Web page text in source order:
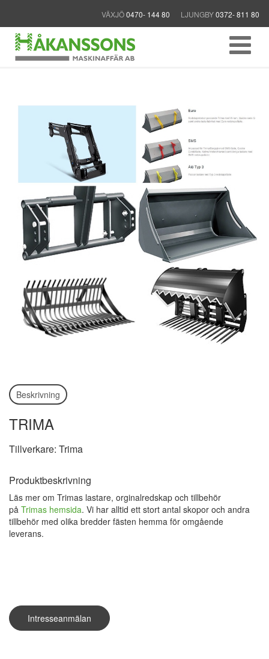
VÄXJÖ0470- 144 80 LJUNGBY0372- 811 80
Beskrivning
TRIMA
Tillverkare: Trima
Produktbeskrivning
Läs mer om Trimas lastare, orginalredskap och tillbehör
på Trimas hemsida. Vi har alltid ett stort antal skopor och andra
tillbehör med olika bredder fästen hemma för omgående
leverans.
Intresseanmälan